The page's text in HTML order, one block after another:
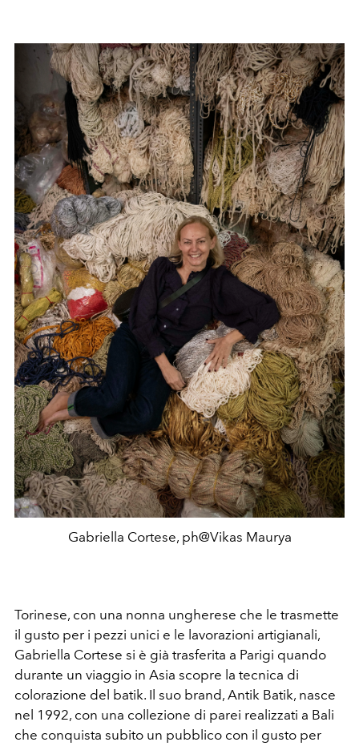
Gabriella Cortese, ph@Vikas Maurya
Torinese, con una nonna ungherese che le trasmette
il gusto per i pezzi unici e le lavorazioni artigianali,
Gabriella Cortese si è già trasferita a Parigi quando
durante un viaggio in Asia scopre la tecnica di
colorazione del batik. Il suo brand, Antik Batik, nasce
nel 1992, con una collezione di parei realizzati a Bali
che conquista subito un pubblico con il gusto per